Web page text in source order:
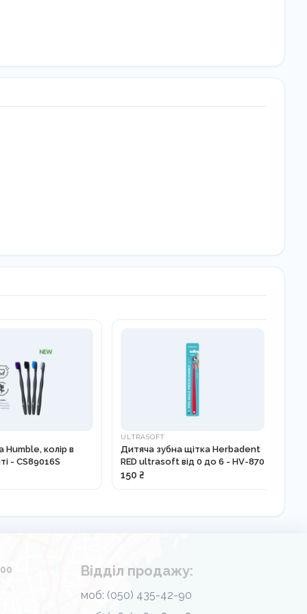
Humble, колір в
- CS89016S
ULTRASOFT
Дитяча зубна щітка Herbadent
RED ultrasoft від 0 до 6 - HV-870
150 ₴
Відділ продажу:
моб: (050) 435-42-90